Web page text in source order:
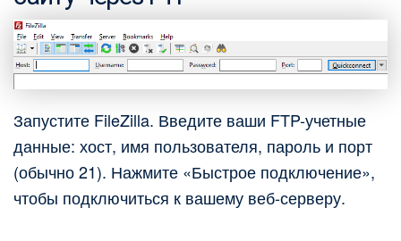
Запустите FileZilla. Введите ваши FTP-учетные
данные: хост, имя пользователя, пароль и порт
(обычно 21). Нажмите «Быстрое подключение»,
чтобы подключиться к вашему веб-серверу.